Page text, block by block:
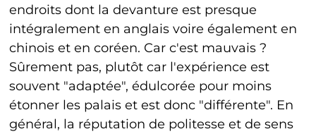
endroits dont la devanture est presque
intégralement en anglais voire également en
chinois et en coréen. Car c'est mauvais ?
Sûrement pas, plutôt car l'expérience est
souvent "adaptée", édulcorée pour moins
étonner les palais et est donc "différente". En
général, la réputation de politesse et de sens